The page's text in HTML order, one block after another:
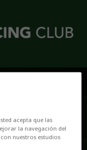
acepta que las
la navegación del
nuestros estudios